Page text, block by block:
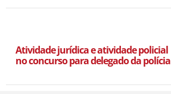
Atividade jurídica e atividade policial
no concurso para delegado da polícia